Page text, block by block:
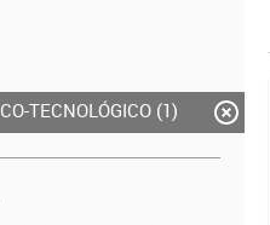
TECNOLÓGICO (1)